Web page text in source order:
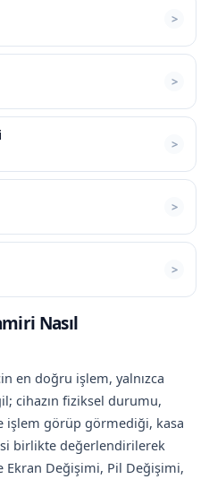
Nasıl
en doğru işlem, yalnızca
cihazın fiziksel durumu,
işlem görüp görmediği, kasa
birlikte değerlendirilerek
Değişimi, Pil Değişimi,